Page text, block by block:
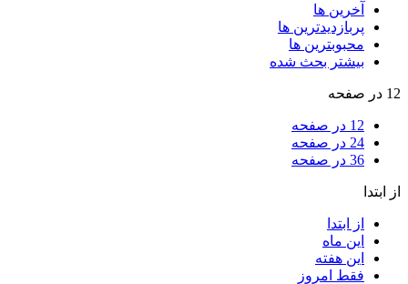
آخرین ها
پربازدیدترین ها
محبوبترین ها
بیشتر بحث شده
12 در صفحه
12 در صفحه
24 در صفحه
36 در صفحه
از ابتدا
از ابتدا
این ماه
این هفته
فقط امروز